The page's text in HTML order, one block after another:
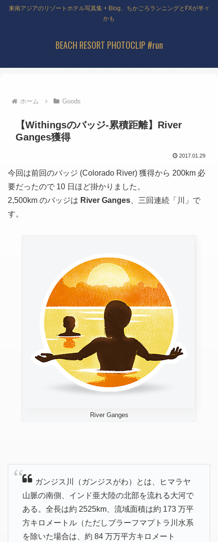
東南アジアのリゾートホテル写真集 + Blog、ちかごろランニングとFXが半々
かも
BEACH RESORT PHOTOCLIP #run
ホーム Goods
【Withingsのバッジ-累積距離】River
Ganges獲得
2017.01.29
今回は前回のバッジ (Colorado River) 獲得から 200km 必
要だったので 10 日ほど掛かりました。
2,500km のバッジは River Ganges 、三回連続「川」で
す。
River Ganges
ガンジス川（ガンジスがわ）とは、ヒマラヤ
山脈の南側、インド亜大陸の北部を流れる大河で
ある。全長は約 2525km、流域面積は約 173 万平
方キロメートル（ただしブラーフマプトラ川水系
を除いた場合は、約 84 万万平方キロメート